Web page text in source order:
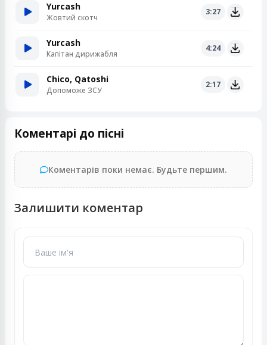
Yurcash
Жовтий скотч
3:27
Yurcash
Капітан дирижабля
4:24
Chico, Qatoshi
Допоможе ЗСУ
2:17
Коментарі до пісні
Коментарів поки немає. Будьте першим.
Залишити коментар